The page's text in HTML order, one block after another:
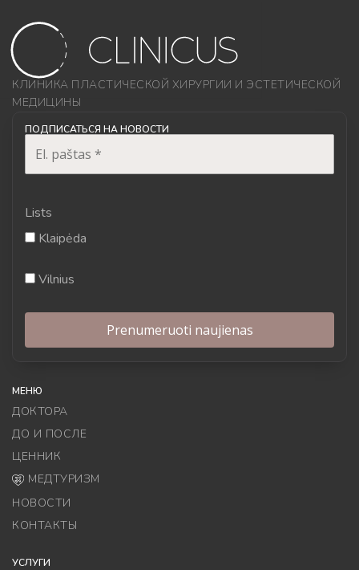
КЛИНИКА ПЛАСТИЧЕСКОЙ ХИРУРГИИ И ЭСТЕТИЧЕСКОЙ
МЕДИЦИНЫ
ПОДПИСАТЬСЯ НА НОВОСТИ
Lists
Klaipėda
Vilnius
МЕНЮ
ДОКТОРА
ДО И ПОСЛЕ
ЦЕННИК
МЕДТУРИЗМ
НОВОСТИ
КОНТАКТЫ
УСЛУГИ